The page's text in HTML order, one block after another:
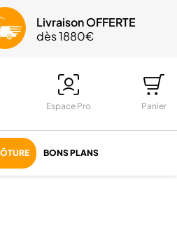
Livraison OFFERTE
dès 1880€
Espace Pro Panier
BONS PLANS